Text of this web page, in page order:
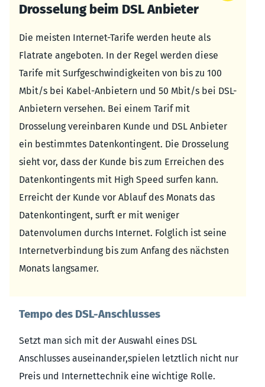
Drosselung beim DSL Anbieter
Die meisten Internet-Tarife werden heute als
Flatrate angeboten. In der Regel werden diese
Tarife mit Surfgeschwindigkeiten von bis zu 100
Mbit/s bei Kabel-Anbietern und 50 Mbit/s bei DSL-
Anbietern versehen. Bei einem Tarif mit
Drosselung vereinbaren Kunde und DSL Anbieter
ein bestimmtes Datenkontingent. Die Drosselung
sieht vor, dass der Kunde bis zum Erreichen des
Datenkontingents mit High Speed surfen kann.
Erreicht der Kunde vor Ablauf des Monats das
Datenkontingent, surft er mit weniger
Datenvolumen durchs Internet. Folglich ist seine
Internetverbindung bis zum Anfang des nächsten
Monats langsamer.
Tempo des DSL-Anschlusses
Setzt man sich mit der Auswahl eines DSL
Anschlusses auseinander,spielen letztlich nicht nur
Preis und Internettechnik eine wichtige Rolle.